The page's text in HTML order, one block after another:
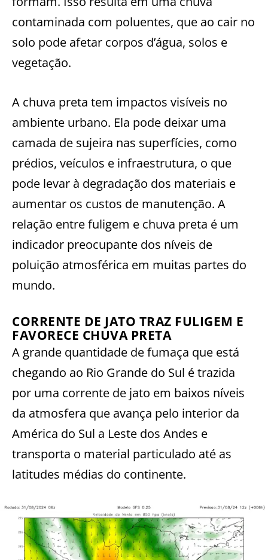
contaminada com poluentes, que ao cair no
solo pode afetar corpos d’água, solos e
vegetação.
A chuva preta tem impactos visíveis no
ambiente urbano. Ela pode deixar uma
camada de sujeira nas superfícies, como
prédios, veículos e infraestrutura, o que
pode levar à degradação dos materiais e
aumentar os custos de manutenção. A
relação entre fuligem e chuva preta é um
indicador preocupante dos níveis de
poluição atmosférica em muitas partes do
mundo.
CORRENTE DE JATO TRAZ FULIGEM E
FAVORECE CHUVA PRETA
A grande quantidade de fumaça que está
chegando ao Rio Grande do Sul é trazida
por uma corrente de jato em baixos níveis
da atmosfera que avança pelo interior da
América do Sul a Leste dos Andes e
transporta o material particulado até as
latitudes médias do continente.